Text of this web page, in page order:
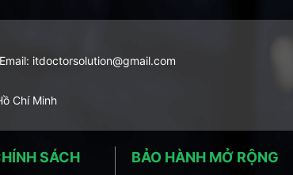
Email: itdoctorsolution@gmail.com
Chí Minh
SÁCH BẢO HÀNH MỞ RỘNG